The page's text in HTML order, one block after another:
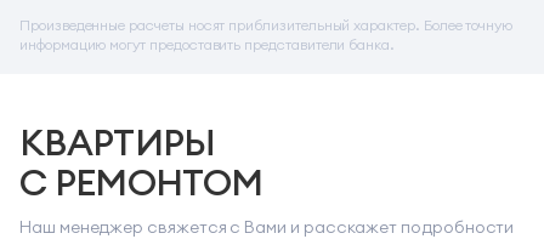
Произведенные расчеты носят приблизительный характер. Более точную
информацию могут предоставить представители банка.
КВАРТИРЫ
С РЕМОНТОМ
Наш менеджер свяжется с Вами и расскажет подробности